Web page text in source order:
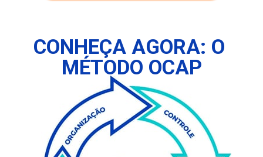
CONHEÇA AGORA: O
MÉTODO OCAP